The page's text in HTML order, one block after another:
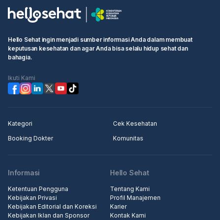
bisa bantu jelaskan cara cek kondom bocor dan kapan
Postinor perlu diminum.
Hello Sehat ingin menjadi sumber informasi Anda dalam membuat
keputusan kesehatan dan agar Anda bisa selalu hidup sehat dan
bahagia.
Ikuti Kami
Kategori
Cek Kesehatan
Booking Dokter
Komunitas
Informasi
Ketentuan Pengguna
Kebijakan Privasi
Kebijakan Editorial dan Koreksi
Kebijakan Iklan dan Sponsor
Hello Sehat
Tentang Kami
Profil Manajemen
Karier
Kontak Kami